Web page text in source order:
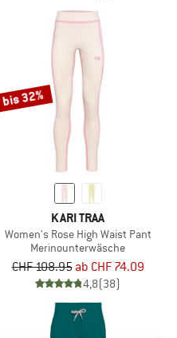
bis 32%
KARI TRAA
Women's Rose High Waist Pant
Merinounterwäsche
CHF 108.95 ab CHF 74.09
4,8(38)